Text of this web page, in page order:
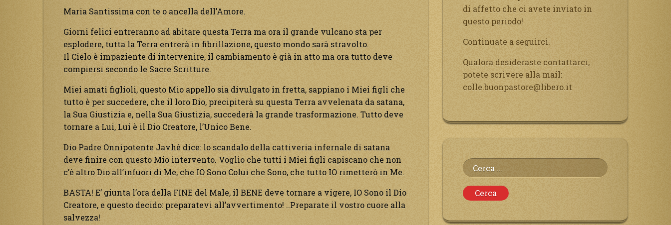
Maria Santissima con te o ancella dell’Amore.
Giorni felici entreranno ad abitare questa Terra ma ora il grande vulcano sta per
esplodere, tutta la Terra entrerà in fibrillazione, questo mondo sarà stravolto.
Il Cielo è impaziente di intervenire, il cambiamento è già in atto ma ora tutto deve
compiersi secondo le Sacre Scritture.
Miei amati figlioli, questo Mio appello sia divulgato in fretta, sappiano i Miei figli che
tutto è per succedere, che il loro Dio, precipiterà su questa Terra avvelenata da satana,
la Sua Giustizia e, nella Sua Giustizia, succederà la grande trasformazione. Tutto deve
tornare a Lui, Lui è il Dio Creatore, l’Unico Bene.
Dio Padre Onnipotente Javhé dice: lo scandalo della cattiveria infernale di satana
deve finire con questo Mio intervento. Voglio che tutti i Miei figli capiscano che non
c’è altro Dio all’infuori di Me, che IO Sono Colui che Sono, che tutto IO rimetterò in Me.
BASTA! E’ giunta l’ora della FINE del Male, il BENE deve tornare a vigere, IO Sono il Dio
Creatore, e questo decido: preparatevi all’avvertimento! ..Preparate il vostro cuore alla
salvezza!
di affetto che ci avete inviato in
questo periodo!
Continuate a seguirci.
Qualora desideraste contattarci,
potete scrivere alla mail:
colle.buonpastore@libero.it
Ricerca
per: